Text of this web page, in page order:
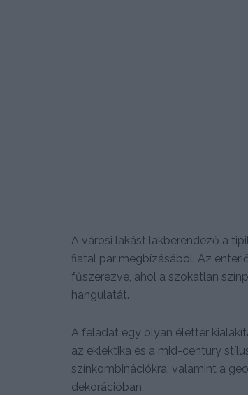
A városi lakást lakberendező a
fiatal pár megbízásából. Az
fűszerezve, ahol a szokatlan
hangulatát.
A feladat egy olyan élettér
az eklektika és a mid-century
színkombinációkra, valamint a
dekorációban.